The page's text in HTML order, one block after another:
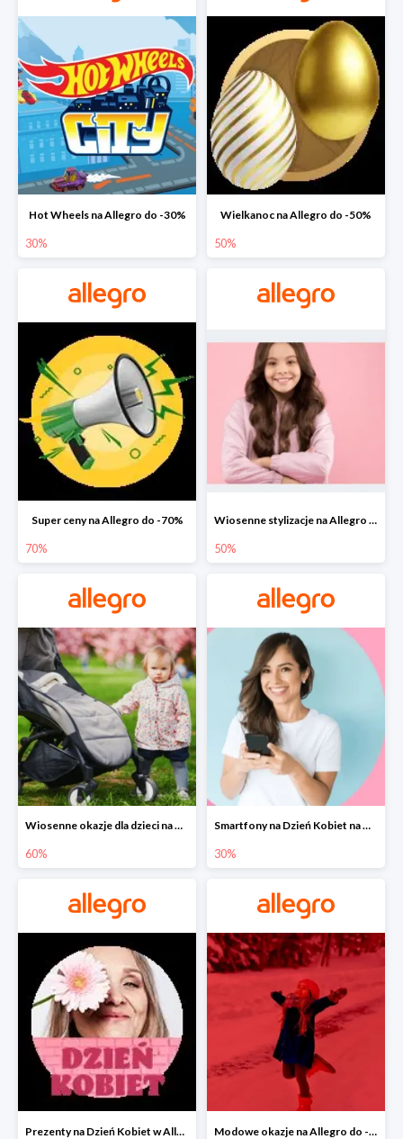
Hot Wheels na Allegro do -30%
30%
Wielkanoc na Allegro do -50%
50%
Super ceny na Allegro do -70%
70%
Wiosenne stylizacje na Allegro do -50%
50%
Wiosenne okazje dla dzieci na Allegro do -60%
60%
Smartfony na Dzień Kobiet na Allegro do -30%
30%
Prezenty na Dzień Kobiet w Allegro do -60% Modowe okazje na Allegro do -50%